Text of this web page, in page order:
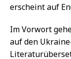
erscheint auf
Im Vorwort
auf den